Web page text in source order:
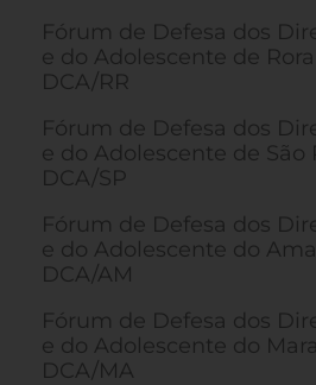
Fórum de Defesa dos
e do Adolescente de
DCA/RR
Fórum de Defesa dos
e do Adolescente de São
DCA/SP
Fórum de Defesa dos
e do Adolescente do
DCA/AM
Fórum de Defesa dos
e do Adolescente do
DCA/MA